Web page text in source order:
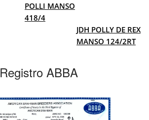
POLLI MANSO
418/4
JDH POLLY DE REX
MANSO 124/2RT
Registro ABBA